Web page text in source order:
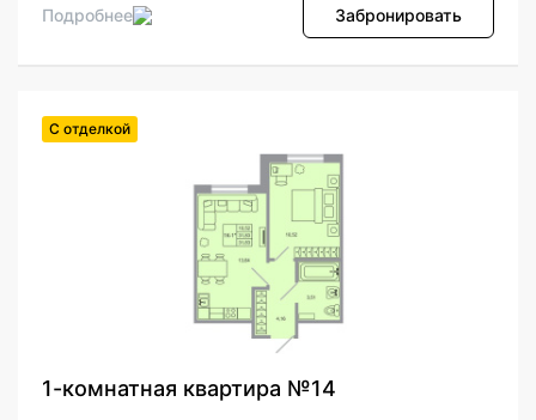
Подробнее Забронировать
С отделкой
1-комнатная квартира №14